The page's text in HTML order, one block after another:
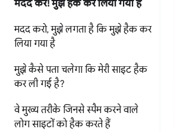
मदद करें! मुझे हैक कर लिया गया है
मदद करो,मुझे लगता है कि मुझे हैक कर
लिया गया है
मुझे कैसे पता चलेगा कि मेरी साइट हैक
कर ली गई है?
वे मुख्य तरीके जिनसे स्पैम करने वाले
लोग साइटों को हैक करते हैं